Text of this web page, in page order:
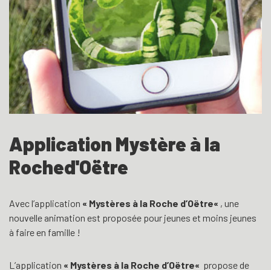
Application Mystère à la
Roched'Oëtre
Avec l’application « Mystères à la Roche d’Oëtre« , une
nouvelle animation est proposée pour jeunes et moins jeunes
à faire en famille !
L’application « Mystères à la Roche d’Oëtre« propose de